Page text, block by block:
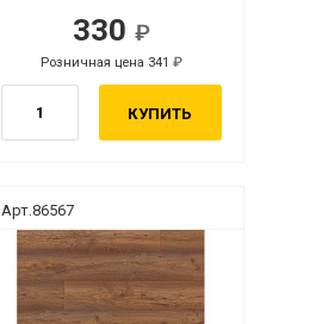
330
Розничная цена 341
КУПИТЬ
Арт.86567